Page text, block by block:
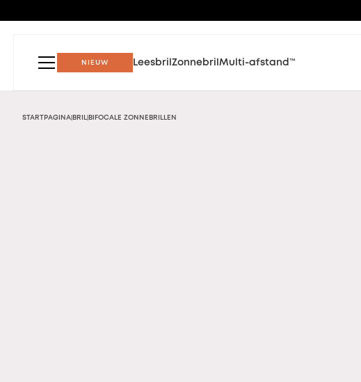
NIEUW Leesbril Zonnebril Multi-afstand™
STARTPAGINA BRIL BIFOCALE ZONNEBRILLEN